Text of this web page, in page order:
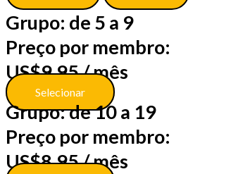
Grupo: de 5 a 9
Preço por membro:
US$9.95/ mês
Selecionar
Grupo: de 10 a 19
Preço por membro:
US$8.95/ mês